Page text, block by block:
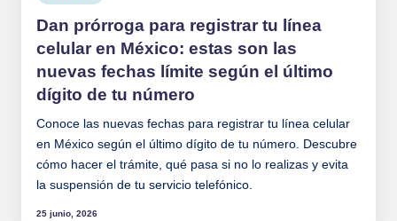
en
Dan prórroga para registrar tu línea
celular en México: estas son las
nuevas fechas límite según el último
dígito de tu número
Conoce las nuevas fechas para registrar tu línea celular
en México según el último dígito de tu número. Descubre
cómo hacer el trámite, qué pasa si no lo realizas y evita
la suspensión de tu servicio telefónico.
25 junio, 2026